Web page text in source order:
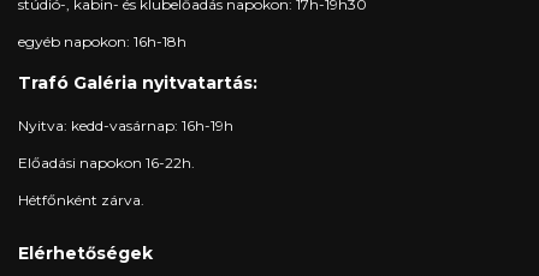
stúdió-, kabin- és klubelőadás napokon: 17h-19h30
egyéb napokon: 16h-18h
Trafó Galéria nyitvatartás:
Nyitva: kedd-vasárnap: 16h-19h
Előadási napokon 16-22h.
Hétfőnként zárva.
Elérhetőségek